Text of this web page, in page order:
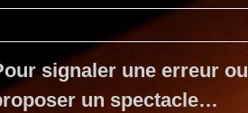
signaler une erreur ou
un spectacle…